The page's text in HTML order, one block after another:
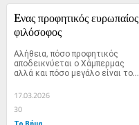
Eνας προφητικός ευρωπαίος
φιλόσοφος
Αλήθεια, πόσο προφητικός
αποδεικνύεται ο Χάμπερμας
αλλά και πόσο μεγάλο είναι το...
17.03.2026
30